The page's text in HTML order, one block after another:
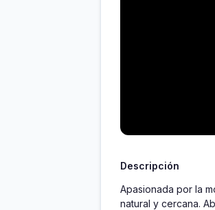
Descripción
Apasionada por la
natural y cercana.